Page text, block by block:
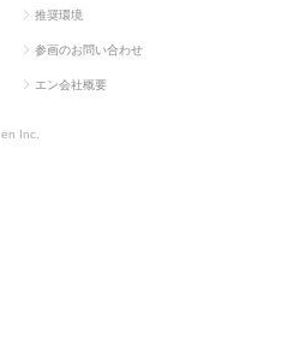
推奨環境
参画のお問い合わせ
エン会社概要
en Inc.